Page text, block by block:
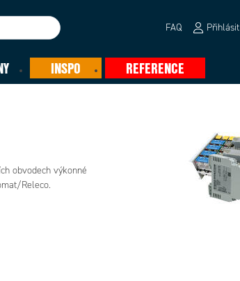
FAQ
INSPO REFERENCE
obvodech výkonné
Releco.